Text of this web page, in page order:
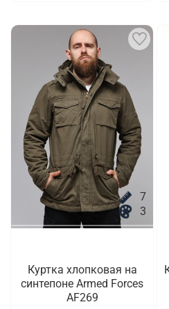
7
3
Куртка хлопковая на
синтепоне Armed Forces
AF269